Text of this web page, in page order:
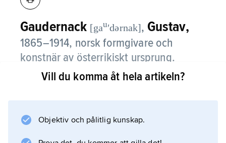
Gaudernack [gauʹdərnak], Gustav,
1865–1914, norsk formgivare och
konstnär av österrikiskt ursprung.
Gaudernack var från 1892 anställd som
i Oslo, där han 1910 startade egen verksamhet
Vill du komma åt hela artikeln?
Objektiv och pålitlig kunskap.